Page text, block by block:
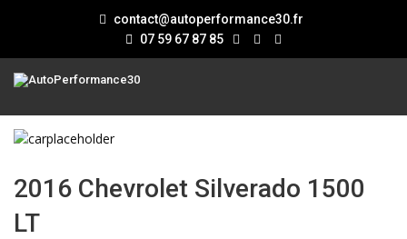
contact@autoperformance30.fr
07 59 67 87 85
2016 Chevrolet Silverado 1500
LT